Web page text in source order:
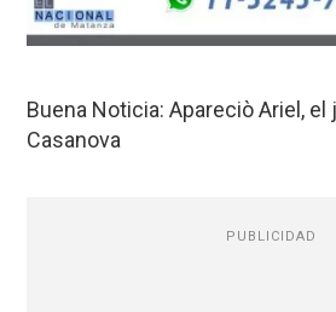
Buena Noticia: Apareciò Ariel,
Casanova
PUBLICIDAD